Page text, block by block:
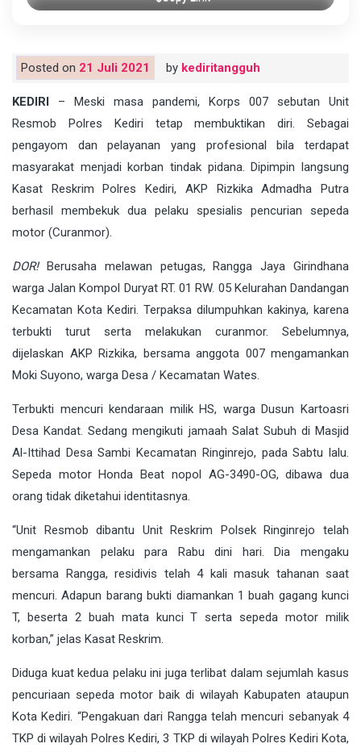
Posted on 21 Juli 2021 by kediritangguh
KEDIRI – Meski masa pandemi, Korps 007 sebutan Unit
Resmob Polres Kediri tetap membuktikan diri. Sebagai
pengayom dan pelayanan yang profesional bila terdapat
masyarakat menjadi korban tindak pidana. Dipimpin langsung
Kasat Reskrim Polres Kediri, AKP Rizkika Admadha Putra
berhasil membekuk dua pelaku spesialis pencurian sepeda
motor (Curanmor).
DOR!Berusaha melawan petugas, Rangga Jaya Girindhana
warga Jalan Kompol Duryat RT. 01 RW. 05 Kelurahan Dandangan
Kecamatan Kota Kediri. Terpaksa dilumpuhkan kakinya, karena
terbukti turut serta melakukan curanmor. Sebelumnya,
dijelaskan AKP Rizkika, bersama anggota 007 mengamankan
Moki Suyono, warga Desa / Kecamatan Wates.
Terbukti mencuri kendaraan milik HS, warga Dusun Kartoasri
Desa Kandat. Sedang mengikuti jamaah Salat Subuh di Masjid
Al-Ittihad Desa Sambi Kecamatan Ringinrejo, pada Sabtu lalu.
Sepeda motor Honda Beat nopol AG-3490-OG, dibawa dua
orang tidak diketahui identitasnya.
“Unit Resmob dibantu Unit Reskrim Polsek Ringinrejo telah
mengamankan pelaku para Rabu dini hari. Dia mengaku
bersama Rangga, residivis telah 4 kali masuk tahanan saat
mencuri. Adapun barang bukti diamankan 1 buah gagang kunci
T, beserta 2 buah mata kunci T serta sepeda motor milik
korban,” jelas Kasat Reskrim.
Diduga kuat kedua pelaku ini juga terlibat dalam sejumlah kasus
pencuriaan sepeda motor baik di wilayah Kabupaten ataupun
Kota Kediri. “Pengakuan dari Rangga telah mencuri sebanyak 4
TKP di wilayah Polres Kediri, 3 TKP di wilayah Polres Kediri Kota,